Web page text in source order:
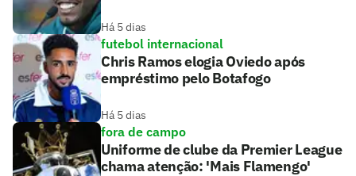
Há 5 dias
futebol internacional
Chris Ramos elogia Oviedo após
empréstimo pelo Botafogo
Há 5 dias
fora de campo
Uniforme de clube da Premier League
chama atenção: 'Mais Flamengo'